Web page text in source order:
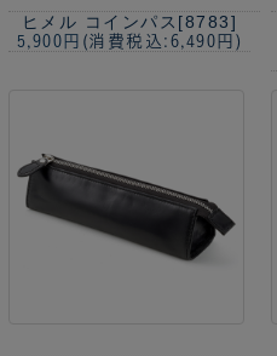
ヒメル コインパス[8783]
5,900円 (消費税込:6,490円)